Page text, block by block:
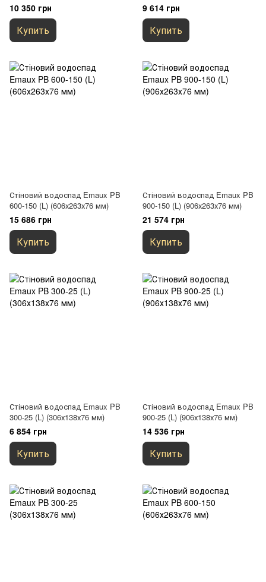
10 350 грн
Купить
9 614 грн
Купить
Стіновий водоспад Emaux PB
600-150 (L) (606х263х76 мм)
15 686 грн
Купить
Стіновий водоспад Emaux PB
900-150 (L) (906х263х76 мм)
21 574 грн
Купить
Стіновий водоспад Emaux PB
300-25 (L) (306х138х76 мм)
6 854 грн
Купить
Стіновий водоспад Emaux PB
900-25 (L) (906х138х76 мм)
14 536 грн
Купить